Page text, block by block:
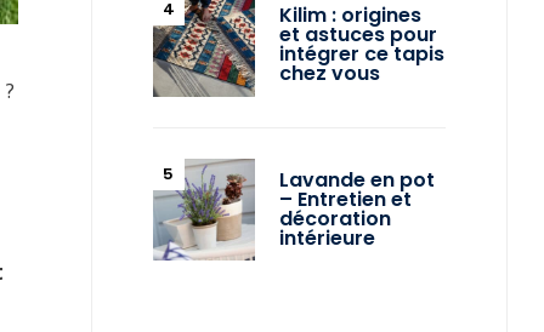
?
Kilim : origines
et astuces pour
intégrer ce tapis
chez vous
Lavande en pot
– Entretien et
décoration
intérieure